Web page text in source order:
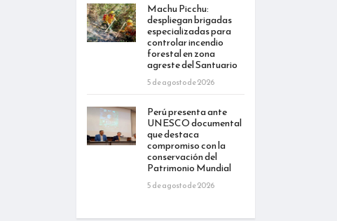
Machu Picchu:
despliegan brigadas
especializadas para
controlar incendio
forestal en zona
agreste del Santuario
5 de agosto de 2026
Perú presenta ante
UNESCO documental
que destaca
compromiso con la
conservación del
Patrimonio Mundial
5 de agosto de 2026